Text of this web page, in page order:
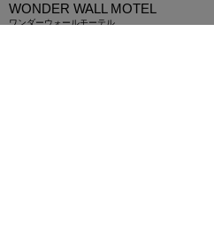
WONDER WALL MOTEL
ワンダーウォールモーテル